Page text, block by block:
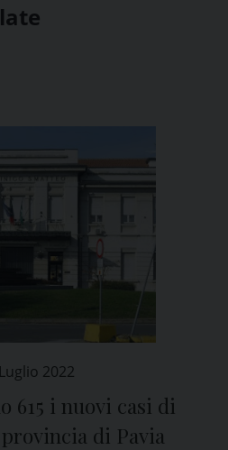
2022
615 i nuovi casi di
di Pavia